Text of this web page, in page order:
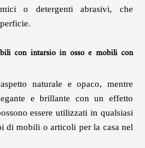
o detergenti abrasivi, che
con intarsio in osso e mobili con
naturale e opaco, mentre
e brillante con un effetto
essere utilizzati in qualsiasi
di mobili o articoli per la casa nel